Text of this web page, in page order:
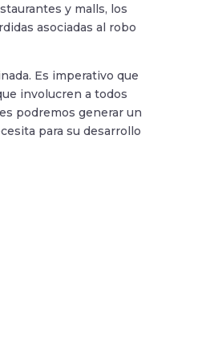
y malls, los
asociadas al robo
Es imperativo que
involucren a todos
podremos generar un
para su desarrollo